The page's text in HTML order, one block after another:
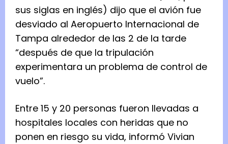
sus siglas en inglés) dijo que el avión fue
desviado al Aeropuerto Internacional de
Tampa alrededor de las 2 de la tarde
“después de que la tripulación
experimentara un problema de control de
vuelo”.
Entre 15 y 20 personas fueron llevadas a
hospitales locales con heridas que no
ponen en riesgo su vida, informó Vivian